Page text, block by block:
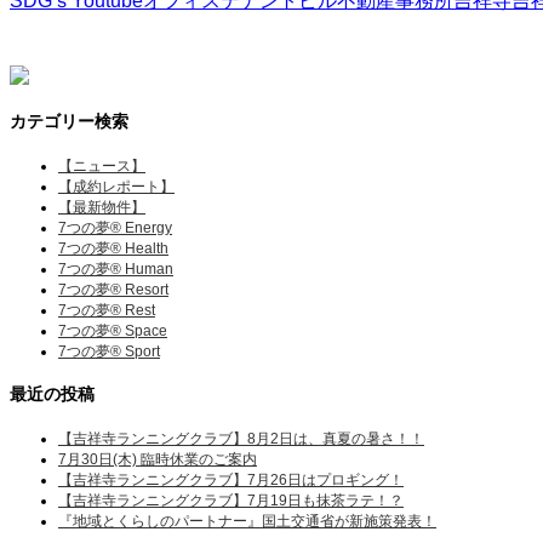
カテゴリー検索
【ニュース】
【成約レポート】
【最新物件】
7つの夢® Energy
7つの夢® Health
7つの夢® Human
7つの夢® Resort
7つの夢® Rest
7つの夢® Space
7つの夢® Sport
最近の投稿
【吉祥寺ランニングクラブ】8月2日は、真夏の暑さ！！
7月30日(木) 臨時休業のご案内
【吉祥寺ランニングクラブ】7月26日はプロギング！
【吉祥寺ランニングクラブ】7月19日も抹茶ラテ！？
『地域とくらしのパートナー』国土交通省が新施策発表！